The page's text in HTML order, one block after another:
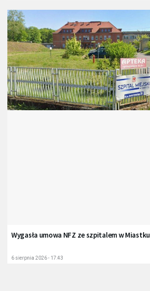
Wygasła umowa NFZ ze szpitalem w Miastku
6 sierpnia 2026 - 17:43